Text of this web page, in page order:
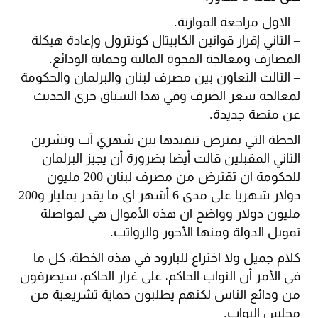
– الاول مراجعة الموازنة.
– الثاني إقرار قوانين الكابيتال كونترول وإعادة هيكلة
المصارف ومعالجة الفجوة المالية وحماية الودائع.
– الثالث التعاون بين مصرف لبنان والبرلمان والحكومة
لمعالجة سعر الصرف وفي هذا السياق جرى الحديث
عن منصة جديدة.
الخطة التي يفترض تنفيذها بين شهري آب وتشرين
الثاني المقبلين قالت أيضا بضرورة أن يجيز البرلمان
للحكومة ان تقترض من مصرف لبنان 200 مليون
دولار شهريا على مدى 6 أشهر اي ما يقدر بمليار و200
مليون دولار وواضح ان هذه الأموال هي لمواصلة
تمويل الدولة ومنها الأجور والرواتب.
كلام جميل ولا اختراع للبارود في هذه الخطة، كل ما
في الأمر أن النواب الحاكم، على غرار الحاكم، سيصرفون
من ودائع الناس لكنهم يطلبون حماية تشريعية من
مجلس النواب.